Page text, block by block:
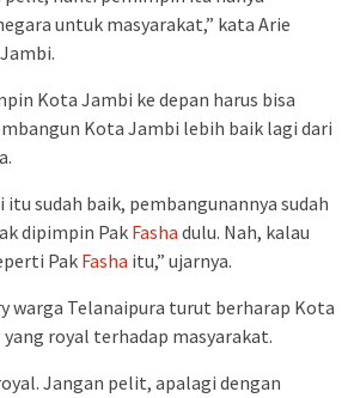
untuk masyarakat,” kata Arie
Kota Jambi ke depan harus bisa
Kota Jambi lebih baik lagi dari
sudah baik, pembangunannya sudah
dipimpin Pak Fasha dulu. Nah, kalau
Pak Fasha itu,” ujarnya.
warga Telanaipura turut berharap Kota
royal terhadap masyarakat.
Jangan pelit, apalagi dengan